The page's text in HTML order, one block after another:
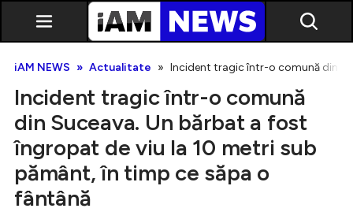
Exclusiv
iAM NEWS Actualitate Incident tragic într-o comună din
Incident tragic într-o comună
din Suceava. Un bărbat a fost
îngropat de viu la 10 metri sub
pământ, în timp ce săpa o
fântână